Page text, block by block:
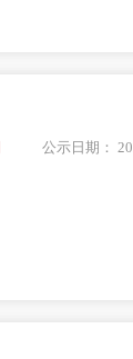
公示日期：